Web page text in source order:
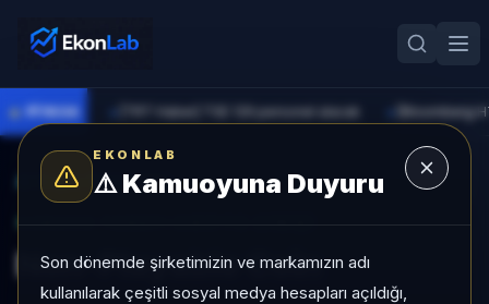
EKONLAB
⚠️Kamuoyuna Duyuru
Son dönemde şirketimizin ve markamızın adı
kullanılarak çeşitli sosyal medya hesapları açıldığı,
● PİYASA [TRT Haber] TSE 129 personel alacak
AI Kripto Radar/NPC
SUNUCU TARAFI KRIPTO GIRIŞI
Non-Playable Coin